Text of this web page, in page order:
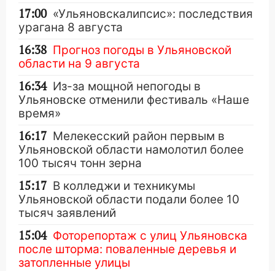
17:00 «Ульяновскалипсис»: последствия
урагана 8 августа
16:38 Прогноз погоды в Ульяновской
области на 9 августа
16:34 Из-за мощной непогоды в
Ульяновске отменили фестиваль «Наше
время»
16:17 Мелекесский район первым в
Ульяновской области намолотил более
100 тысяч тонн зерна
15:17 В колледжи и техникумы
Ульяновской области подали более 10
тысяч заявлений
15:04 Фоторепортаж с улиц Ульяновска
после шторма: поваленные деревья и
затопленные улицы